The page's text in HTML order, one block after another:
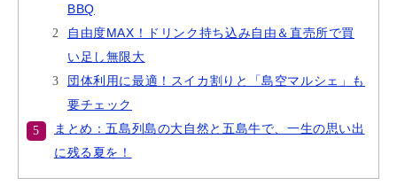
BBQ
自由度MAX！ドリンク持ち込み自由＆直売所で買
い足し無限大
団体利用に最適！スイカ割りと「島空マルシェ」も
要チェック
まとめ：五島列島の大自然と五島牛で、一生の思い出
に残る夏を！